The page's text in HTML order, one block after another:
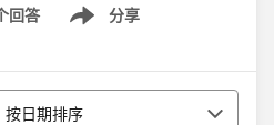
回答 分享
Show menu
排序
按日期排序